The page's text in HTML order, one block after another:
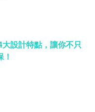
設計特點，讓你不只